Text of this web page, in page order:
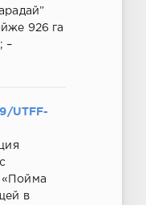
926 га
–
UTFF-
«Пойма
в